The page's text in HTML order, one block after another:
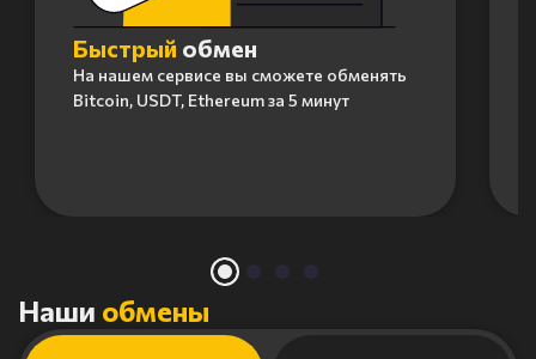
Быстрый обмен
На нашем сервисе вы сможете обменять
Bitcoin, USDT, Ethereum за 5 минут
Наши обмены